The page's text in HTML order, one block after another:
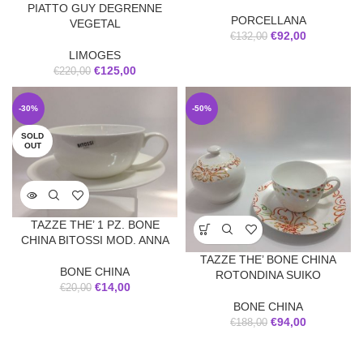
PIATTO GUY DEGRENNE
VEGETAL
LIMOGES
€220,00 €125,00
PORCELLANA
€132,00 €92,00
-30%
SOLD
OUT
TAZZE THE’ 1 PZ. BONE
CHINA BITOSSI MOD. ANNA
BONE CHINA
€20,00 €14,00
-50%
TAZZE THE’ BONE CHINA
ROTONDINA SUIKO
BONE CHINA
€188,00 €94,00